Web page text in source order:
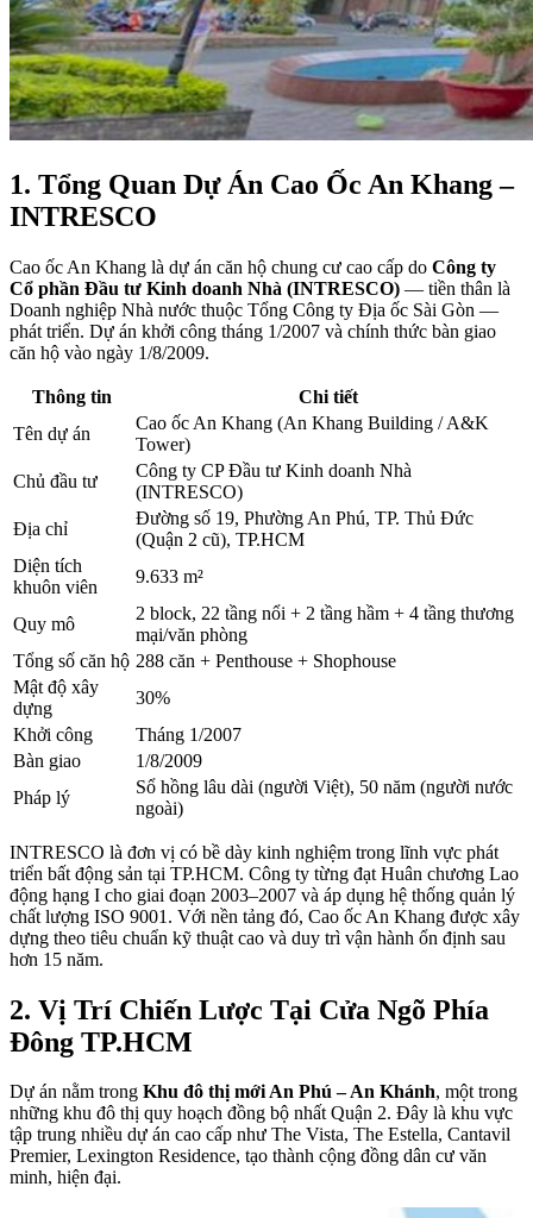
1. Tổng Quan Dự Án Cao Ốc An Khang –
INTRESCO
Cao ốc An Khang là dự án căn hộ chung cư cao cấp do Công ty
Cổ phần Đầu tư Kinh doanh Nhà (INTRESCO) — tiền thân là
Doanh nghiệp Nhà nước thuộc Tổng Công ty Địa ốc Sài Gòn —
phát triển. Dự án khởi công tháng 1/2007 và chính thức bàn giao
căn hộ vào ngày 1/8/2009.
Thông tin
Chi tiết
Tên dự án
Cao ốc An Khang (An Khang Building / A&K
Tower)
Chủ đầu tư
Công ty CP Đầu tư Kinh doanh Nhà
(INTRESCO)
Địa chỉ
Đường số 19, Phường An Phú, TP. Thủ Đức
(Quận 2 cũ), TP.HCM
Diện tích
khuôn viên
9.633 m²
Quy mô
2 block, 22 tầng nổi + 2 tầng hầm + 4 tầng thương
mại/văn phòng
Tổng số căn hộ 288 căn + Penthouse + Shophouse
Mật độ xây
dựng
30%
Khởi công
Tháng 1/2007
Bàn giao
1/8/2009
Pháp lý
Sổ hồng lâu dài (người Việt), 50 năm (người nước
ngoài)
INTRESCO là đơn vị có bề dày kinh nghiệm trong lĩnh vực phát
triển bất động sản tại TP.HCM. Công ty từng đạt Huân chương Lao
động hạng I cho giai đoạn 2003–2007 và áp dụng hệ thống quản lý
chất lượng ISO 9001. Với nền tảng đó, Cao ốc An Khang được xây
dựng theo tiêu chuẩn kỹ thuật cao và duy trì vận hành ổn định sau
hơn 15 năm.
2. Vị Trí Chiến Lược Tại Cửa Ngõ Phía
Đông TP.HCM
Dự án nằm trong Khu đô thị mới An Phú – An Khánh, một trong
những khu đô thị quy hoạch đồng bộ nhất Quận 2. Đây là khu vực
tập trung nhiều dự án cao cấp như The Vista, The Estella, Cantavil
Premier, Lexington Residence, tạo thành cộng đồng dân cư văn
minh, hiện đại.